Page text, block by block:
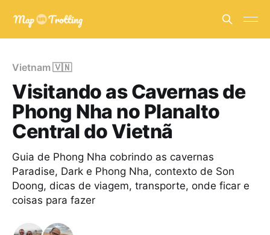
Vietnam 🇻🇳
Visitando as Cavernas de
Phong Nha no Planalto
Central do Vietnã
Guia de Phong Nha cobrindo as cavernas
Paradise, Dark e Phong Nha, contexto de Son
Doong, dicas de viagem, transporte, onde ficar e
coisas para fazer